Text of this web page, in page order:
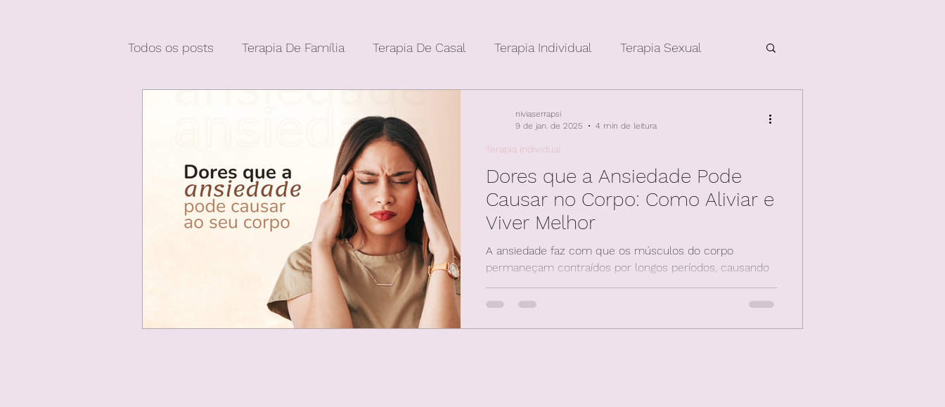
Todos os posts Terapia De Família Terapia De Casal Terapia Individual Terapia Sexual
Dores que a Ansiedade Pode
Causar no Corpo: Como Aliviar e
Viver Melhor
A ansiedade faz com que os músculos do corpo
permaneçam contraídos por longos períodos, causando
dores nos ombros, pescoço e costas
Terapia Individual
niviaserrapsi
9 de jan. de 2025
4 min de leitura